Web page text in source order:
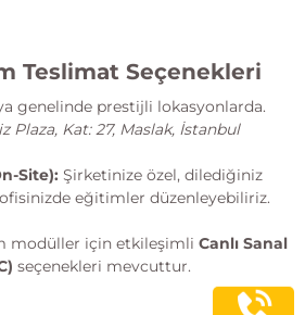
Teslimat Seçenekleri
genelinde prestijli lokasyonlarda.
Plaza, Kat: 27, Maslak, İstanbul
Site): Şirketinize özel, dilediğiniz
eğitimler düzenleyebiliriz.
modüller için etkileşimli Canlı Sanal
seçenekleri mevcuttur.